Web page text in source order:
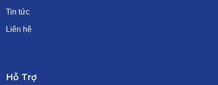
Tin tức
Liên hệ
Hỗ Trợ